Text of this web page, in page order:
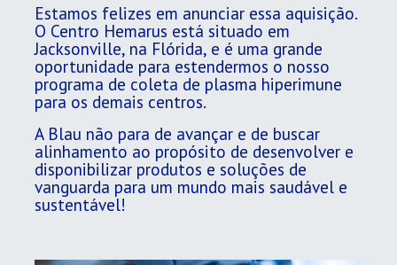
Estamos felizes em anunciar essa aquisição.
O Centro Hemarus está situado em
Jacksonville, na Flórida, e é uma grande
oportunidade para estendermos o nosso
programa de coleta de plasma hiperimune
para os demais centros.
A Blau não para de avançar e de buscar
alinhamento ao propósito de desenvolver e
disponibilizar produtos e soluções de
vanguarda para um mundo mais saudável e
sustentável!